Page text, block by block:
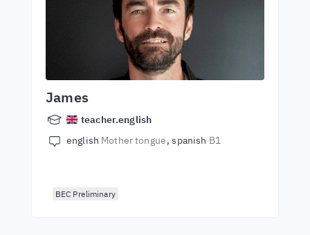
James
teacher.english
english Mother tongue spanish B1
BEC Preliminary